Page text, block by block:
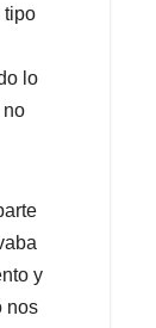
tipo
lo
no
y
nos